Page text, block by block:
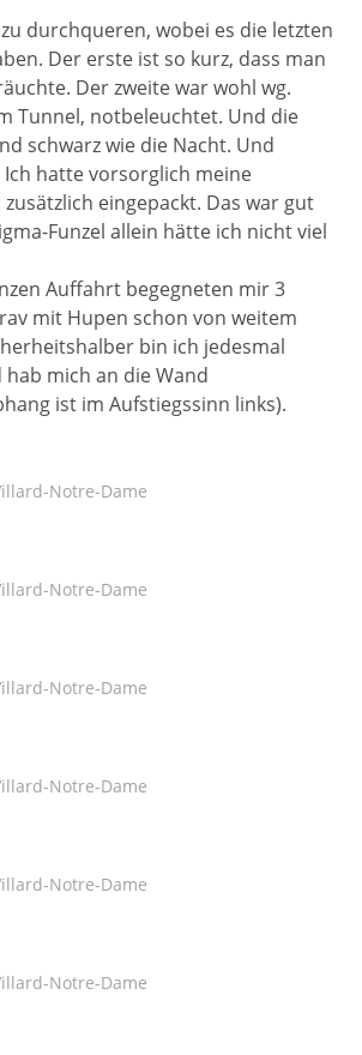
durchqueren, wobei es die letzten
Der erste ist so kurz, dass man
Der zweite war wohl wg.
Tunnel, notbeleuchtet. Und die
schwarz wie die Nacht. Und
hatte vorsorglich meine
eingepackt. Das war gut
Funzel allein hätte ich nicht viel
Auffahrt begegneten mir 3
mit Hupen schon von weitem
bin ich jedesmal
mich an die Wand
ist im Aufstiegssinn links).
Notre-Dame
Notre-Dame
Notre-Dame
Notre-Dame
Notre-Dame
Notre-Dame